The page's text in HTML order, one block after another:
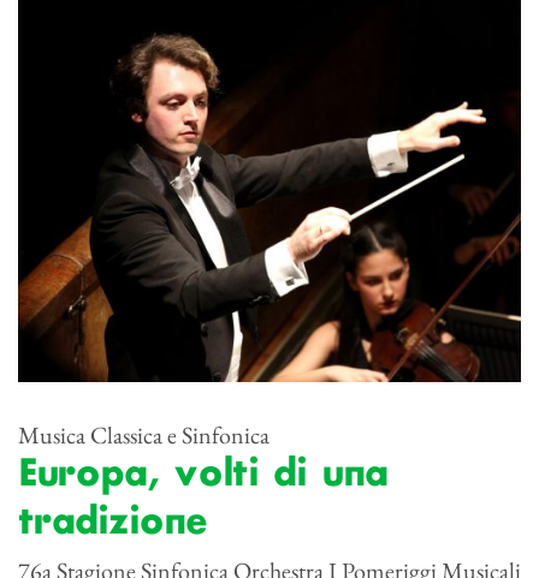
Musica Classica e Sinfonica
Europa, volti di una
tradizione
76a Stagione Sinfonica Orchestra I Pomeriggi Musicali